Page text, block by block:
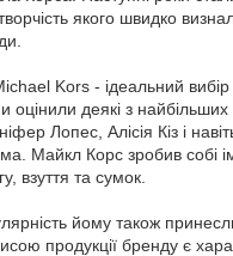
якого швидко
Kors - ідеальний
оцінили деякі з найбільших
Лопес, Алісія Кіз і
Майкл Корс зробив собі
взуття та сумок.
йому також
продукції бренду є